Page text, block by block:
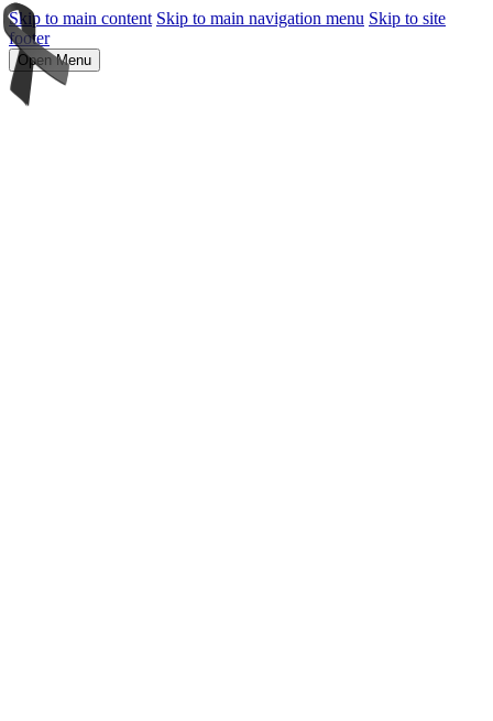
Skip to main content Skip to main navigation menu Skip to site
footer
Open Menu